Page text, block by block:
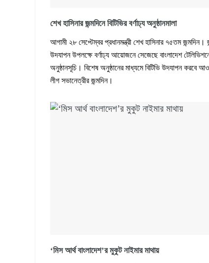
শেখ হাসিনার জন্মদিনে বিটিভির বর্ণাঢ্য অনুষ্ঠানমালা
আগামী ২৮ সেপ্টেম্বর প্রধানমন্ত্রী শেখ হাসিনার ৭৫তম জন্মদিন।
উদযাপন উপলক্ষে বর্ণাঢ্য আয়োজনে সেজেছে বাংলাদেশ
অনুষ্ঠানসূচি। বিশেষ অনুষ্ঠানের মাধ্যমে বিটিভি উদযাপন করবে
লীগ সভানেত্রীর জন্মদিন।
‘মিস আর্থ বাংলাদেশ’র মুকুট নাইমার মাথায়